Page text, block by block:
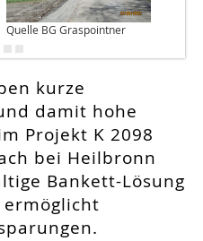
Quelle BG Graspointner
kurze
damit hohe
Projekt K 2098
bei Heilbronn
Bankett-Lösung